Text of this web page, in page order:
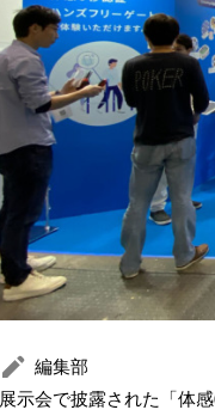
編集部
展示会で披露された「体